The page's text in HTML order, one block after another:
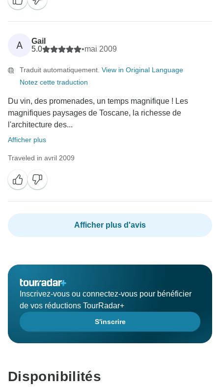
A
Gail
5.0
•mai 2009
Traduit automatiquement. View in Original Language
Notez cette traduction
Du vin, des promenades, un temps magnifique ! Les
magnifiques paysages de Toscane, la richesse de
l'architecture des...
Afficher plus
Traveled in avril 2009
Afficher plus d'avis
Inscrivez-vous ou connectez-vous pour bénéficier
de vos réductions TourRadar+
S'inscrire
Disponibilités